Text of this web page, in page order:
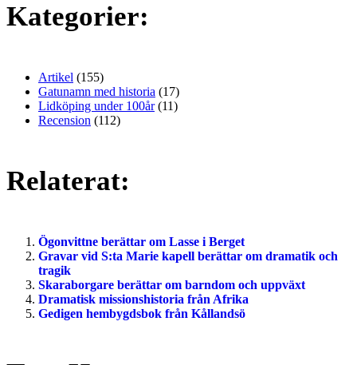
Kategorier:
Artikel (155)
Gatunamn med historia (17)
Lidköping under 100år(11)
Recension (112)
Relaterat:
Ögonvittne berättar om Lasse i Berget
Gravar vid S:ta Marie kapell berättar om dramatik och
tragik
Skaraborgare berättar om barndom och uppväxt
Dramatisk missionshistoria från Afrika
Gedigen hembygdsbok från Kållandsö